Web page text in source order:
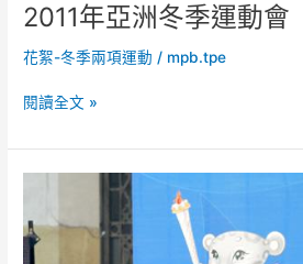
2011年亞洲冬季運動會
花絮-冬季兩項運動 / mpb.tpe
閱讀全文 »
冬
運